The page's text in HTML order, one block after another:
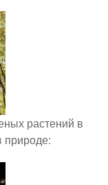
растений в
природе: